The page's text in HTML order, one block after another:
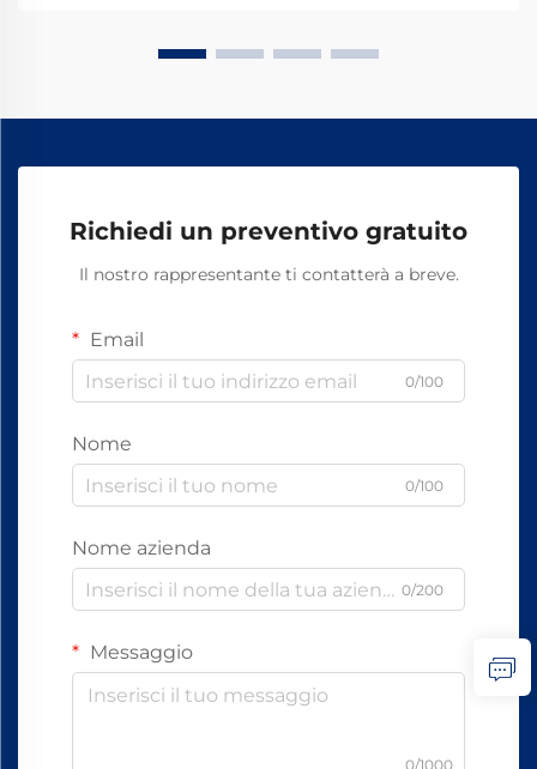
Richiedi un preventivo gratuito
Il nostro rappresentante ti contatterà a breve.
Email
0/100
Nome
0/100
Nome azienda
0/200
Messaggio
0/1000